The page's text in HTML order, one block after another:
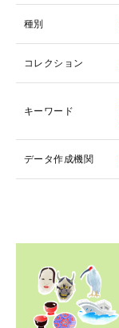
種別
コレクション
キーワード
データ作成機関